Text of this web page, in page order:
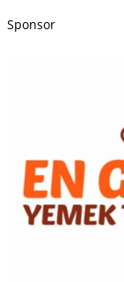
Sponsor